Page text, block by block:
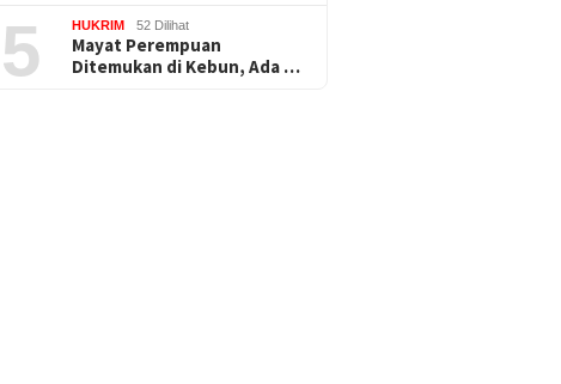
5 HUKRIM 52 Dilihat
Mayat Perempuan
Ditemukan di Kebun, Ada …